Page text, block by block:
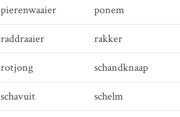
pierenwaaier ponem
raddraaier rakker
rotjong schandknaap
schavuit schelm